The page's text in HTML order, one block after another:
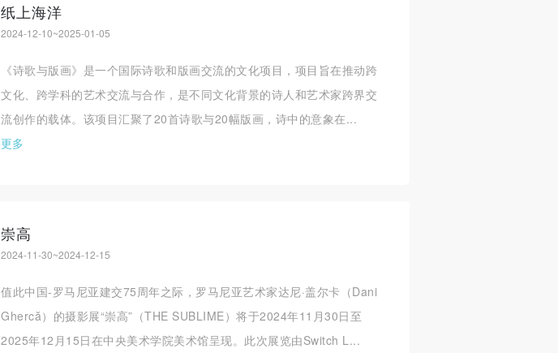
纸上海洋
2024-12-10~2025-01-05
《诗歌与版画》是一个国际诗歌和版画交流的文化项目，项目旨在推动跨
文化、跨学科的艺术交流与合作，是不同文化背景的诗人和艺术家跨界交
流创作的载体。该项目汇聚了20首诗歌与20幅版画，诗中的意象在...
更多
崇高
2024-11-30~2024-12-15
值此中国-罗马尼亚建交75周年之际，罗马尼亚艺术家达尼·盖尔卡（Dani
Ghercă）的摄影展“崇高”（THE SUBLIME）将于2024年11月30日至
2025年12月15日在中央美术学院美术馆呈现。此次展览由Switch L...